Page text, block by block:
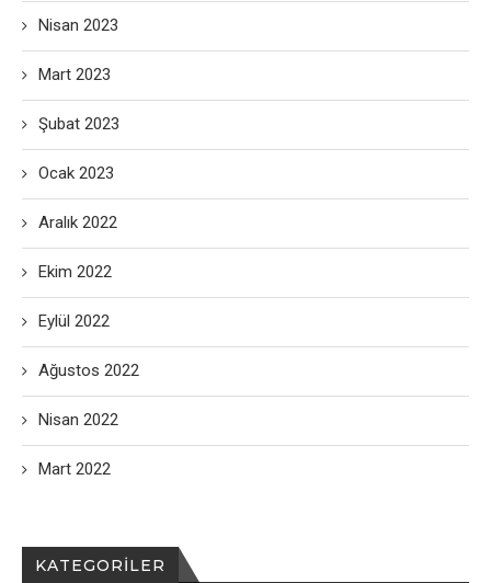
Nisan 2023
Mart 2023
Şubat 2023
Ocak 2023
Aralık 2022
Ekim 2022
Eylül 2022
Ağustos 2022
Nisan 2022
Mart 2022
KATEGORILER